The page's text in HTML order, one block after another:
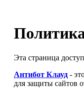
Эта страница
Антибот Клауд -
для защиты сайтов